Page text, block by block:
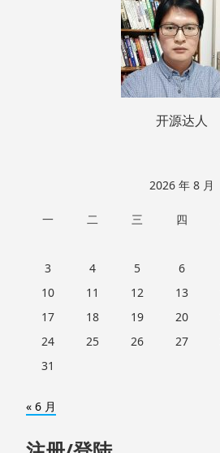
开源达人
2026 年 8 月
一 二 三 四
3
4 5 6
10
11 12 13
17
18 19 20
24
25 26 27
31
« 6 月